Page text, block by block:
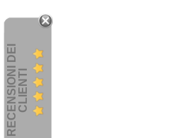
R
E
C
E
N
S
I
ON
I
D
E
I
C
L
I
E
N
TI